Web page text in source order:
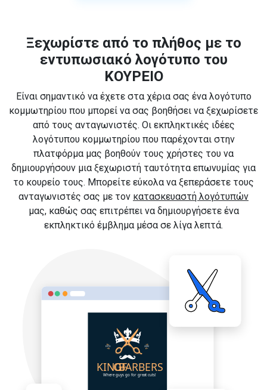
Ξεχωρίστε από το πλήθος με το
εντυπωσιακό λογότυπο του
ΚΟΥΡΕΙΟ
Είναι σημαντικό να έχετε στα χέρια σας ένα λογότυπο
κομμωτηρίου που μπορεί να σας βοηθήσει να ξεχωρίσετε
από τους ανταγωνιστές. Οι εκπληκτικές ιδέες
λογότυπου κομμωτηρίου που παρέχονται στην
πλατφόρμα μας βοηθούν τους χρήστες του να
δημιουργήσουν μια ξεχωριστή ταυτότητα επωνυμίας για
το κουρείο τους. Μπορείτε εύκολα να ξεπεράσετε τους
ανταγωνιστές σας με τον κατασκευαστή λογότυπών
μας, καθώς σας επιτρέπει να δημιουργήσετε ένα
εκπληκτικό έμβλημα μέσα σε λίγα λεπτά.